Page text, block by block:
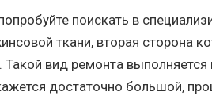
поискать в
ткани, вторая сторона
вид ремонта
достаточно большой,